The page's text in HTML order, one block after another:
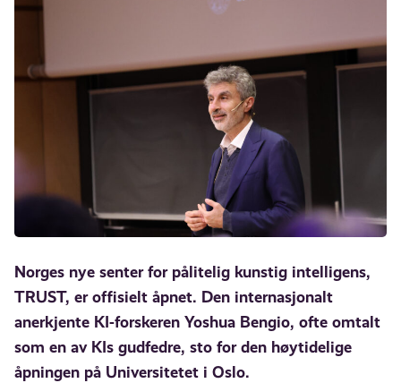
Norges nye senter for pålitelig kunstig intelligens,
TRUST, er offisielt åpnet. Den internasjonalt
anerkjente KI-forskeren Yoshua Bengio, ofte omtalt
som en av KIs gudfedre, sto for den høytidelige
åpningen på Universitetet i Oslo.